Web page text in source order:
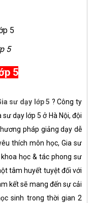
5
5
sư dạy lớp 5 ? Công ty
dạy lớp 5 ở Hà Nội, đội
pháp giảng dạy dễ
thích môn học, Gia sư
học & tác phong sư
tâm huyết tuyệt đối với
kết sẽ mang đến sự cải
sinh trong thời gian 2